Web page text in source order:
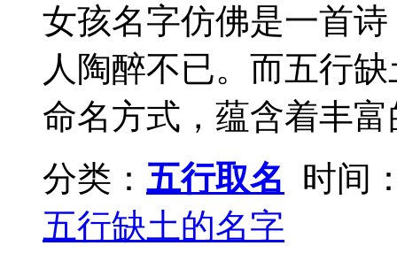
女孩名字仿佛是一首
人陶醉不已。而五行
命名方式，蕴含着丰
分类： 五行取名 时间
五行缺土的名字